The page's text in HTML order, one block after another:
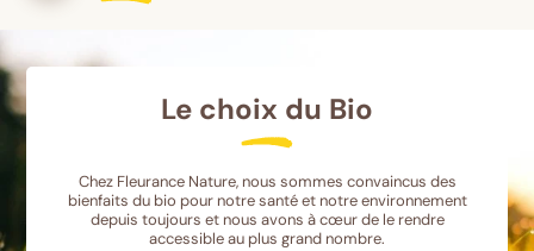
Le choix du Bio
Chez Fleurance Nature, nous sommes convaincus des
bienfaits du bio pour notre santé et notre environnement
depuis toujours et nous avons à cœur de le rendre
accessible au plus grand nombre.